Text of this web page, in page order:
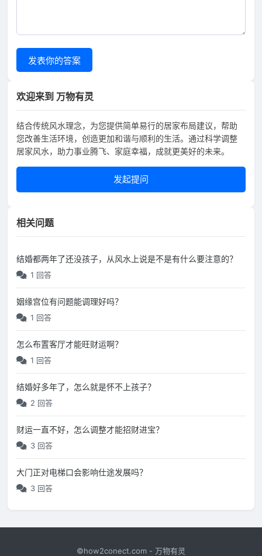
发表你的答案
欢迎来到 万物有灵
结合传统风水理念，为您提供简单易行的居家布局建议，帮助
您改善生活环境，创造更加和谐与顺利的生活。通过科学调整
居家风水，助力事业腾飞、家庭幸福，成就更美好的未来。
发起提问
相关问题
结婚都两年了还没孩子，从风水上说是不是有什么要注意的？
1 回答
姻缘宫位有问题能调理好吗？
1 回答
怎么布置客厅才能旺财运啊？
1 回答
结婚好多年了，怎么就是怀不上孩子？
2 回答
财运一直不好，怎么调整才能招财进宝？
3 回答
大门正对电梯口会影响仕途发展吗？
3 回答
©how2conect.com - 万物有灵